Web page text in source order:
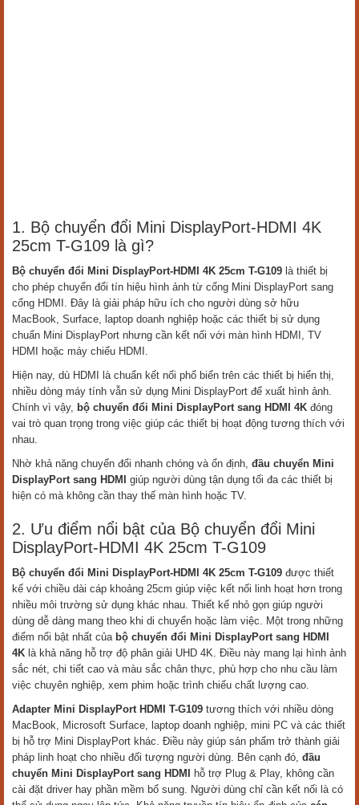
1. Bộ chuyển đổi Mini DisplayPort-HDMI 4K
25cm T-G109 là gì?
Bộ chuyển đổi Mini DisplayPort-HDMI 4K 25cm T-G109 là thiết bị
cho phép chuyển đổi tín hiệu hình ảnh từ cổng Mini DisplayPort sang
cổng HDMI. Đây là giải pháp hữu ích cho người dùng sở hữu
MacBook, Surface, laptop doanh nghiệp hoặc các thiết bị sử dụng
chuẩn Mini DisplayPort nhưng cần kết nối với màn hình HDMI, TV
HDMI hoặc máy chiếu HDMI.
Hiện nay, dù HDMI là chuẩn kết nối phổ biến trên các thiết bị hiển thị,
nhiều dòng máy tính vẫn sử dụng Mini DisplayPort để xuất hình ảnh.
Chính vì vậy, bộ chuyển đổi Mini DisplayPort sang HDMI 4K đóng
vai trò quan trọng trong việc giúp các thiết bị hoạt động tương thích với
nhau.
Nhờ khả năng chuyển đổi nhanh chóng và ổn định, đầu chuyển Mini
DisplayPort sang HDMI
giúp người dùng tận dụng tối đa các thiết bị
hiện có mà không cần thay thế màn hình hoặc TV.
2. Ưu điểm nổi bật của Bộ chuyển đổi Mini
DisplayPort-HDMI 4K 25cm T-G109
Bộ chuyển đổi Mini DisplayPort-HDMI 4K 25cm T-G109 được thiết
kế với chiều dài cáp khoảng 25cm giúp việc kết nối linh hoạt hơn trong
nhiều môi trường sử dụng khác nhau. Thiết kế nhỏ gọn giúp người
dùng dễ dàng mang theo khi di chuyển hoặc làm việc. Một trong những
điểm nổi bật nhất của bộ chuyển đổi Mini DisplayPort sang HDMI
4K là khả năng hỗ trợ độ phân giải UHD 4K. Điều này mang lại hình ảnh
sắc nét, chi tiết cao và màu sắc chân thực, phù hợp cho nhu cầu làm
việc chuyên nghiệp, xem phim hoặc trình chiếu chất lượng cao.
Adapter Mini DisplayPort HDMI T-G109 tương thích với nhiều dòng
MacBook, Microsoft Surface, laptop doanh nghiệp, mini PC và các thiết
bị hỗ trợ Mini DisplayPort khác. Điều này giúp sản phẩm trở thành giải
pháp linh hoạt cho nhiều đối tượng người dùng. Bên cạnh đó, đầu
chuyển Mini DisplayPort sang HDMI
hỗ trợ Plug & Play, không cần
cài đặt driver hay phần mềm bổ sung. Người dùng chỉ cần kết nối là có